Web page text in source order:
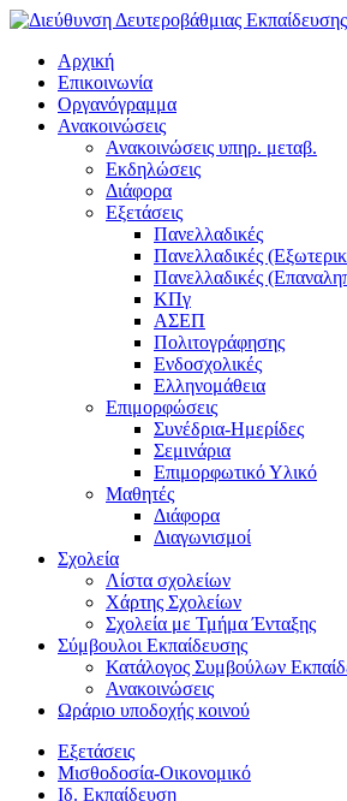
Αρχική
Επικοινωνία
Οργανόγραμμα
Ανακοινώσεις
Ανακοινώσεις υπηρ. μεταβ.
Εκδηλώσεις
Διάφορα
Εξετάσεις
Πανελλαδικές
Πανελλαδικές
Πανελλαδικές
ΚΠγ
ΑΣΕΠ
Πολιτογράφησης
Ενδοσχολικές
Ελληνομάθεια
Επιμορφώσεις
Συνέδρια-Ημερίδες
Σεμινάρια
Επιμορφωτικό Υλικό
Μαθητές
Διάφορα
Διαγωνισμοί
Σχολεία
Λίστα σχολείων
Χάρτης Σχολείων
Σχολεία με Τμήμα Ένταξης
Σύμβουλοι Εκπαίδευσης
Κατάλογος Συμβούλων
Ανακοινώσεις
Ωράριο υποδοχής κοινού
Εξετάσεις
Μισθοδοσία-Οικονομικό
Ιδ. Εκπαίδευση